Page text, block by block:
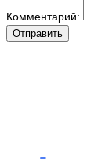
Комментарий:
Отправить